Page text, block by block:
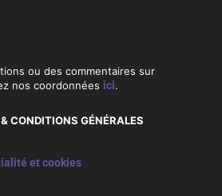
ou des commentaires sur
nos coordonnées ici.
CONDITIONS GÉNÉRALES
et cookies